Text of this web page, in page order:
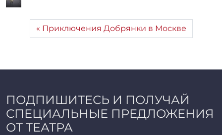
:
r
i
n
Приключения Добрянки в Москве
ПОДПИШИТЕСЬ И ПОЛУЧАЙ
СПЕЦИАЛЬНЫЕ ПРЕДЛОЖЕНИЯ
ОТ ТЕАТРА